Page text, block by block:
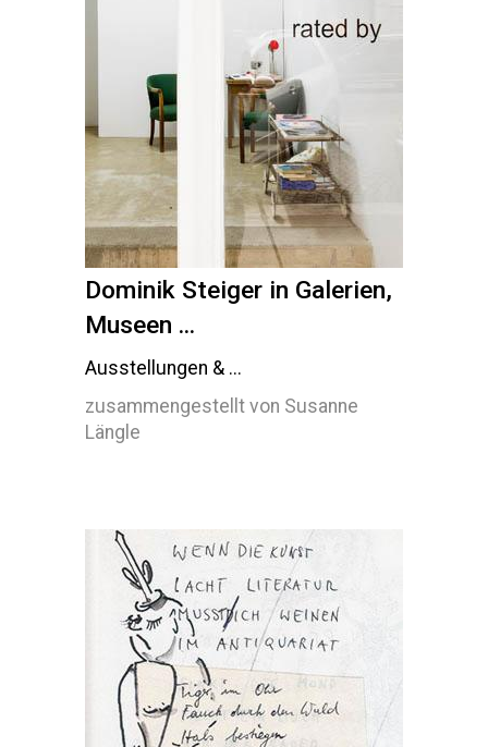
Dominik Steiger in Galerien,
Museen ...
Ausstellungen & ...
zusammengestellt von Susanne
Längle